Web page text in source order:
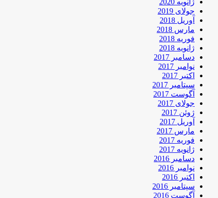
جولای 2019
آوریل 2018
مارس 2018
فوریه 2018
ژانویه 2018
دسامبر 2017
نوامبر 2017
اکتبر 2017
سپتامبر 2017
آگوست 2017
جولای 2017
ژوئن 2017
آوریل 2017
مارس 2017
فوریه 2017
ژانویه 2017
دسامبر 2016
نوامبر 2016
اکتبر 2016
سپتامبر 2016
آگوست 2016